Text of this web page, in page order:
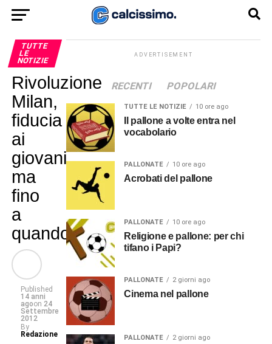
TUTTE
LE
NOTIZIE
Rivoluzione
Milan,
fiducia
ai
giovani,
ma
fino
a
quando?
Published
14 anni
agoon 24
Settembre
2012
By
Redazione
ADVERTISEMENT
RECENTI POPOLARI
TUTTE LE NOTIZIE 10 ore ago
Il pallone a volte entra nel
vocabolario
PALLONATE 10 ore ago
Acrobati del pallone
PALLONATE 10 ore ago
Religione e pallone: per chi
tifano i Papi?
PALLONATE 2 giorni ago
Cinema nel pallone
PALLONATE 2 giorni ago